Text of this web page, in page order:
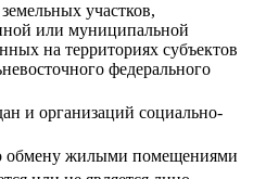
участков,
или муниципальной
на территориях субъектов
федерального
и организаций социально-
обмену жилыми помещениями